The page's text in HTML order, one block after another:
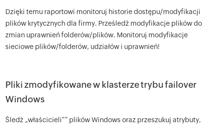
Dzięki temu raportowi monitoruj historie dostępu/modyfikacji
plików krytycznych dla firmy. Prześledź modyfikacje plików do
zmian uprawnień folderów/plików. Monitoruj modyfikacje
sieciowe plików/folderów, udziałów i uprawnień!
Pliki zmodyfikowane w klasterze trybu failover
Windows
Śledź „właścicieli”” plików Windows oraz przeszukuj atrybuty,